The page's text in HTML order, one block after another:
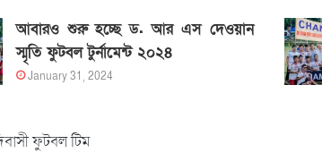
আবারও শুরু হচ্ছে ড. আর এস দেওয়ান
স্মৃতি ফুটবল টুর্নামেন্ট ২০২৪
January 31, 2024
ফুটবল টিম